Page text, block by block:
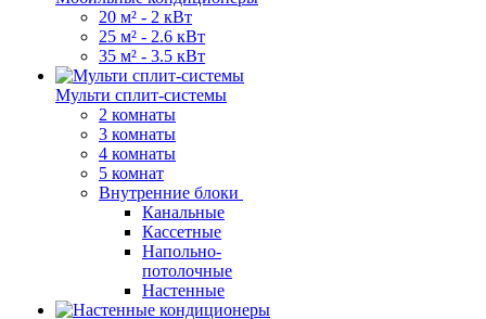
20 м² - 2 кВт
25 м² - 2.6 кВт
35 м² - 3.5 кВт
Мульти сплит-системы
2 комнаты
3 комнаты
4 комнаты
5 комнат
Внутренние блоки
Канальные
Кассетные
Напольно-
потолочные
Настенные